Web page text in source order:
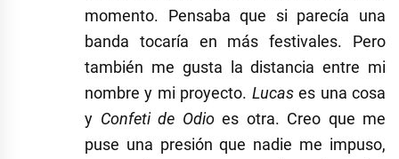
momento. Pensaba que si parecía una
banda tocaría en más festivales. Pero
también me gusta la distancia entre mi
nombre y mi proyecto. Lucases una cosa
y Confeti de Odioes otra. Creo que me
puse una presión que nadie me impuso,